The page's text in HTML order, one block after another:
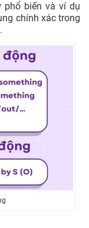
phổ biến và ví dụ
chính xác trong
.